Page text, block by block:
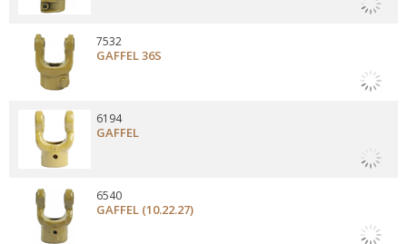
GAFFEL 36S
7532
GAFFEL
6194
GAFFEL (10.22.27)
6540